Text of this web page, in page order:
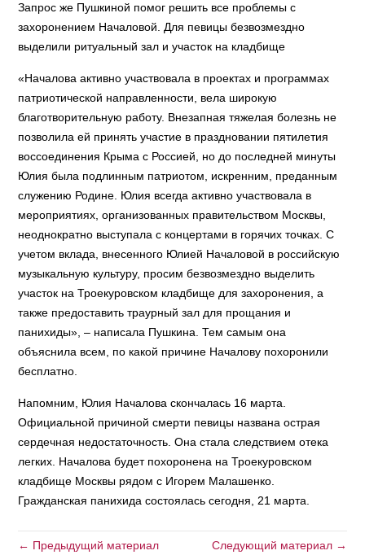
Запрос же Пушкиной помог решить все проблемы с
захоронением Началовой. Для певицы безвозмездно
выделили ритуальный зал и участок на кладбище
«Началова активно участвовала в проектах и программах
патриотической направленности, вела широкую
благотворительную работу. Внезапная тяжелая болезнь не
позволила ей принять участие в праздновании пятилетия
воссоединения Крыма с Россией, но до последней минуты
Юлия была подлинным патриотом, искренним, преданным
служению Родине. Юлия всегда активно участвовала в
мероприятиях, организованных правительством Москвы,
неоднократно выступала с концертами в горячих точках. С
учетом вклада, внесенного Юлией Началовой в российскую
музыкальную культуру, просим безвозмездно выделить
участок на Троекуровском кладбище для захоронения, а
также предоставить траурный зал для прощания и
панихиды», – написала Пушкина. Тем самым она
объяснила всем, по какой причине Началову похоронили
бесплатно.
Напомним, Юлия Началова скончалась 16 марта.
Официальной причиной смерти певицы названа острая
сердечная недостаточность. Она стала следствием отека
легких. Началова будет похоронена на Троекуровском
кладбище Москвы рядом с Игорем Малашенко.
Гражданская панихида состоялась сегодня, 21 марта.
← Предыдущий материал Следующий материал →